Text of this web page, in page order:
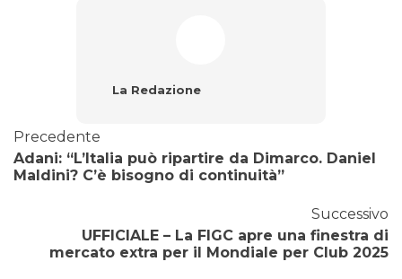
La Redazione
Precedente
Adani: “L’Italia può ripartire da Dimarco. Daniel
Maldini? C’è bisogno di continuità”
Successivo
UFFICIALE – La FIGC apre una finestra di
mercato extra per il Mondiale per Club 2025